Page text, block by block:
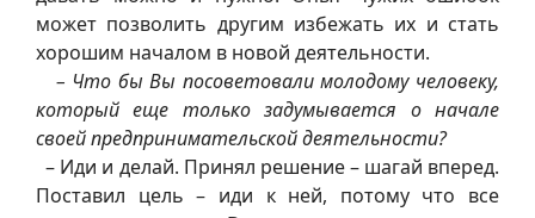
может позволить другим избежать их и стать
хорошим началом в новой деятельности.
– Что бы Вы посоветовали молодому человеку,
который еще только задумывается о начале
своей предпринимательской деятельности?
– Иди и делай. Принял решение – шагай вперед.
Поставил цель – иди к ней, потому что все